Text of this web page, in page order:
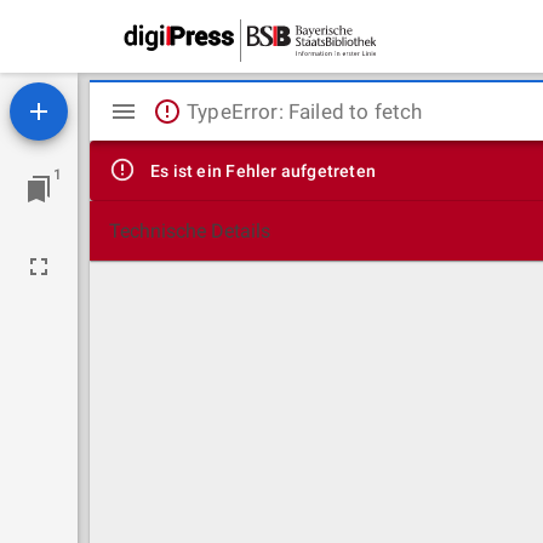
1
Mirador
Viewer
TypeError: Failed to fetch
Es ist ein Fehler aufgetreten
Technische Details